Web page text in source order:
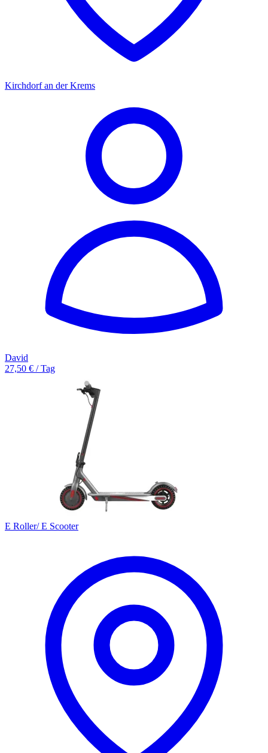
Kirchdorf an der Krems
David
27,50 € / Tag
E Roller/ E Scooter